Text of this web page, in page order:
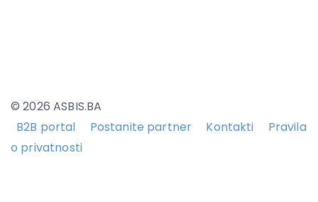
© 2026 ASBIS.BA
B2B portal
Postanite partner Kontakti
Pravila
o privatnosti